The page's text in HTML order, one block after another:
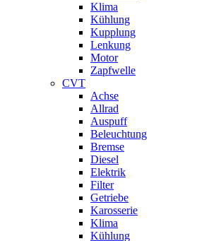
Klima
Kühlung
Kupplung
Lenkung
Motor
Zapfwelle
CVT
Achse
Allrad
Auspuff
Beleuchtung
Bremse
Diesel
Elektrik
Filter
Getriebe
Karosserie
Klima
Kühlung